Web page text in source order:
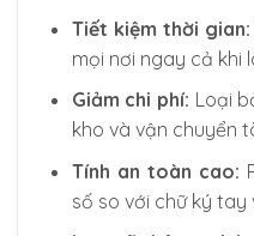
Tiết kiệm thời gian:
mọi nơi ngay cả khi
Giảm chi phí: Loại
kho và vận chuyển
Tính an toàn cao:
số so với chữ ký tay